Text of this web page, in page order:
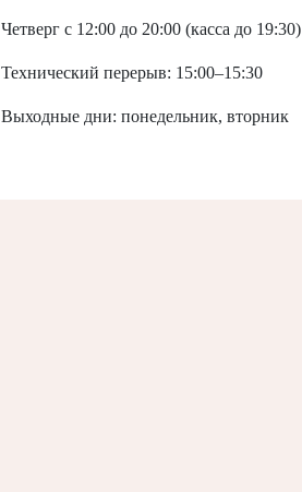
Четверг с 12:00 до 20:00 (касса до 19:30)
Технический перерыв: 15:00–15:30
Выходные дни: понедельник, вторник